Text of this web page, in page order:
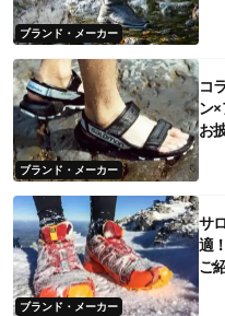
ブランド・メーカー
ブランド・メーカー
コ
ン
お
ブランド・メーカー
サ
適
ご